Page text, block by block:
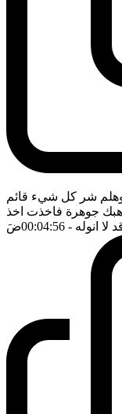
شر كل شيء قائم
جوهرة فاخذت اخذ
انوله - 00:04:56 ضَ